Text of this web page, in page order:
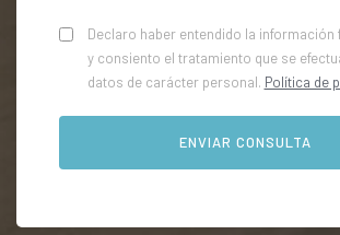
Declaro haber entendido la información
y consiento el tratamiento que se
datos de carácter personal. Política de